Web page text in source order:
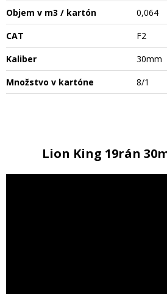
Objem v m3 / kartón
0,064
CAT
F2
Kaliber
30mm
Množstvo v kartóne
8/1
Lion King 19rán